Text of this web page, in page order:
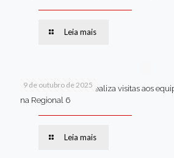
Leia mais
9 de outubro de 2025
Van dos secretários realiza visitas aos
na Regional 6
Leia mais